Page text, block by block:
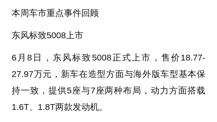
本周车市重点事件回顾
东风标致5008上市
6月8日，东风标致5008正式上市，售价18.77-
27.97万元，新车在造型方面与海外版车型基本保
持一致，提供5座与7座两种布局，动力方面搭载
1.6T、1.8T两款发动机。